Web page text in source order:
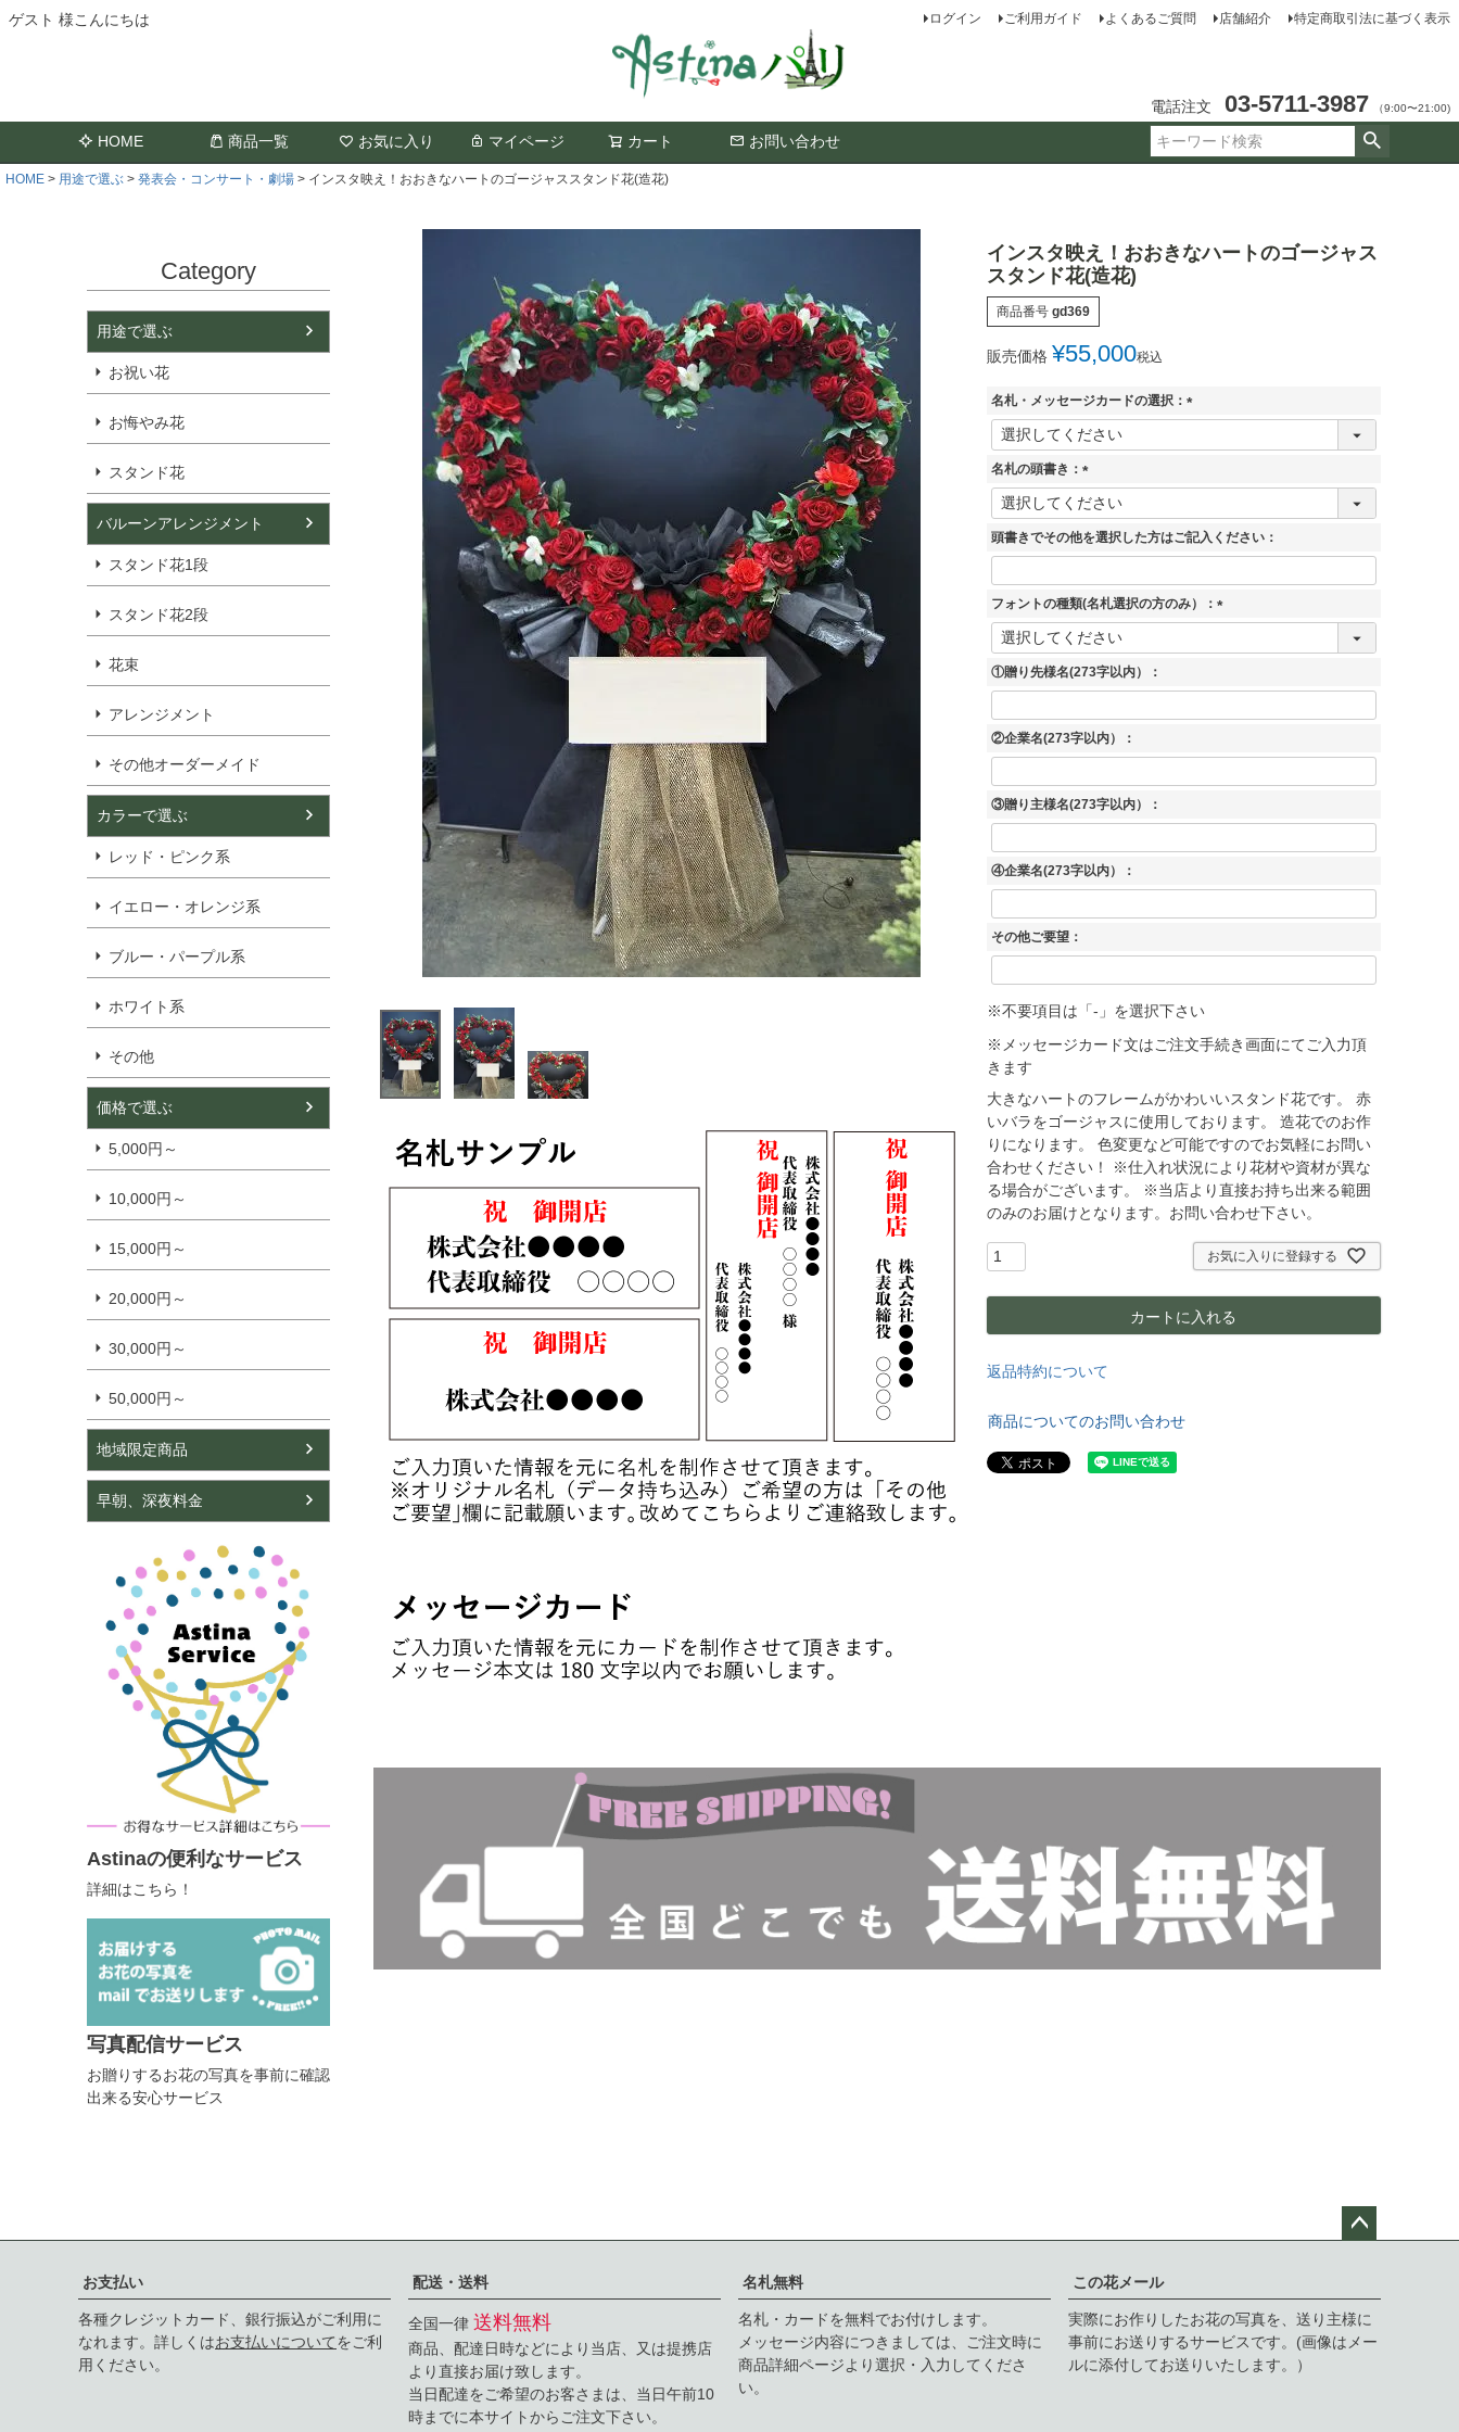
ゲスト 様こんにちは ログイン ご利用ガイド よくあるご質問 店舗紹介 特定商取引法に基づく表示
電話注文 03-5711-3987 （9:00〜21:00)
HOME 商品一覧 お気に入り マイページ カート お問い合わせ
検索
HOME 用途で選ぶ 発表会・コンサート・劇場 インスタ映え！おおきなハートのゴージャススタンド花(造花)
Category
用途で選ぶ
お祝い花
お悔やみ花
スタンド花
バルーンアレンジメント
スタンド花1段
スタンド花2段
花束
アレンジメント
その他オーダーメイド
カラーで選ぶ
レッド・ピンク系
イエロー・オレンジ系
ブルー・パープル系
ホワイト系
その他
価格で選ぶ
5,000円～
10,000円～
15,000円～
20,000円～
30,000円～
50,000円～
地域限定商品
早朝、深夜料金
Astinaの便利なサービス
詳細はこちら！
写真配信サービス
お贈りするお花の写真を事前に確認
出来る安心サービス
インスタ映え！おおきなハートのゴージャス
スタンド花(造花)
商品番号 gd369
販売価格 ¥55,000税込
名札・メッセージカードの選択：
(
名札の頭書き：
(
必
須
頭書きでその他を選択した方はご記入ください：
フォントの種類(名札選択の方のみ）：
(
①贈り先様名(273字以内）：
②企業名(273字以内）：
③贈り主様名(273字以内）：
④企業名(273字以内）：
その他ご要望：
※不要項目は「-」を選択下さい
※メッセージカード文はご注文手続き画面にてご入力頂
きます
大きなハートのフレームがかわいいスタンド花です。 赤
いバラをゴージャスに使用しております。 造花でのお作
りになります。 色変更など可能ですのでお気軽にお問い
合わせください！ ※仕入れ状況により花材や資材が異な
る場合がございます。 ※当店より直接お持ち出来る範囲
のみのお届けとなります。お問い合わせ下さい。
お気に入りに登録する
カートに入れる
返品特約について
商品についてのお問い合わせ
ップ
へ
お支払い
各種クレジットカード、銀行振込がご利用に
なれます。詳しくはお支払いについてをご利
用ください。
配送・送料
全国一律 送料無料
商品、配達日時などにより当店、又は提携店
より直接お届け致します。
当日配達をご希望のお客さまは、当日午前10
時までに本サイトからご注文下さい。
名札無料
名札・カードを無料でお付けします。
メッセージ内容につきましては、ご注文時に
商品詳細ページより選択・入力してくださ
い。
この花メール
実際にお作りしたお花の写真を、送り主様に
事前にお送りするサービスです。(画像はメー
ルに添付してお送りいたします。）